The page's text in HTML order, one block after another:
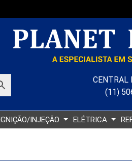
CENTRAL
(11)
IGNIÇÃO/INJEÇÃO ELÉTRICA